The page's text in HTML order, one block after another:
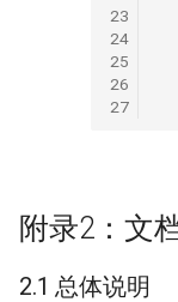
23
24
25
26
27
附录2：文
2.1 总体说明